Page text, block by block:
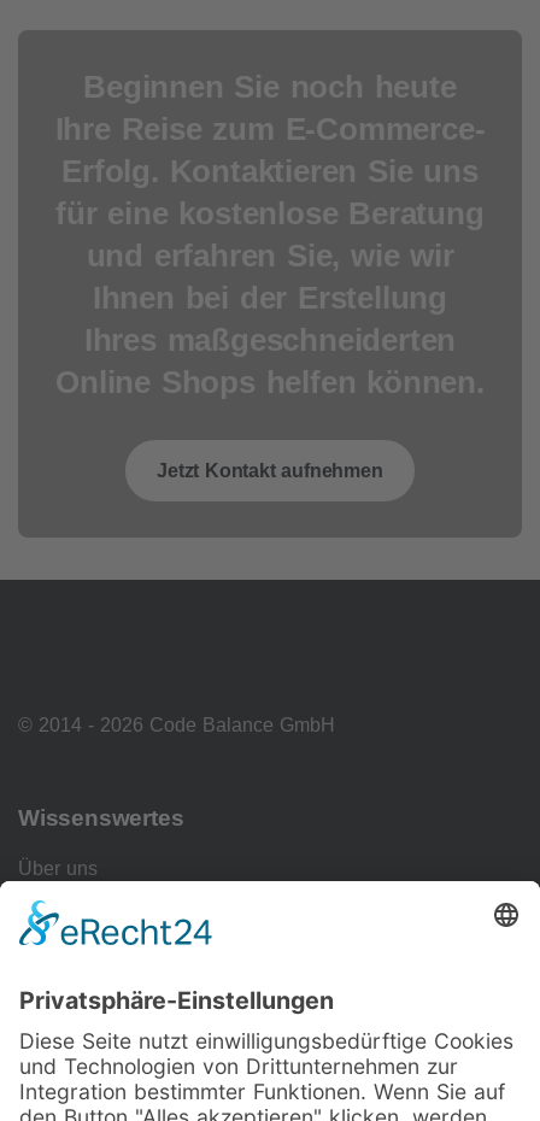
Beginnen Sie noch heute
Ihre Reise zum E-Commerce-
Erfolg. Kontaktieren Sie uns
für eine kostenlose Beratung
und erfahren Sie, wie wir
Ihnen bei der Erstellung
Ihres maßgeschneiderten
Online Shops helfen können.
Jetzt Kontakt aufnehmen
© 2014 - 2026 Code Balance GmbH
Wissenswertes
Über uns
Impressum
Datenschutzerklärung
Cookie-Einstellungen
Unsere Leistungen
Maßgeschneiderte Webseite